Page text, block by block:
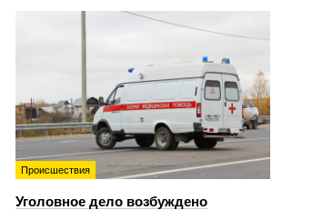
Происшествия
Уголовное дело возбуждено